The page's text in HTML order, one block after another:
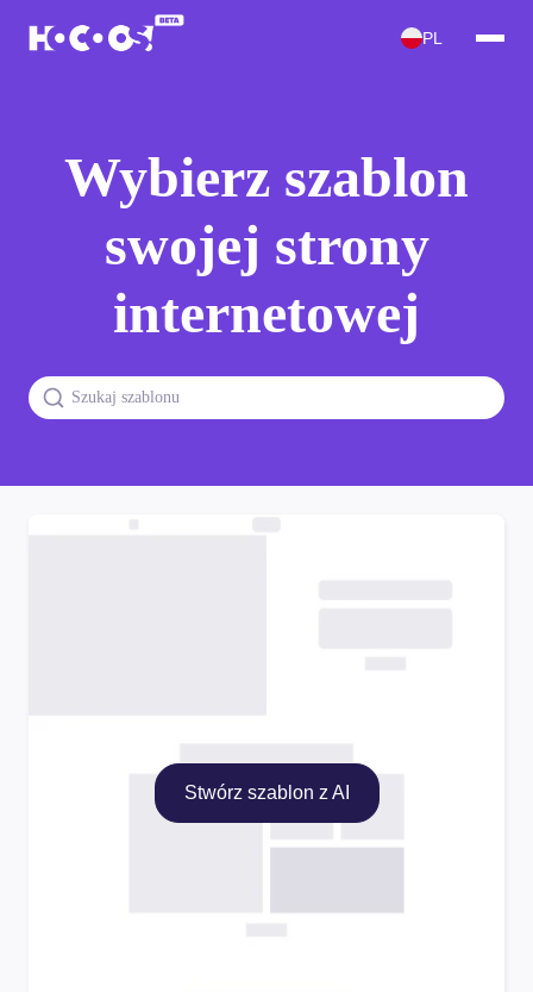
PL
Wybierz szablon
swojej strony
internetowej
Stwórz szablon z AI